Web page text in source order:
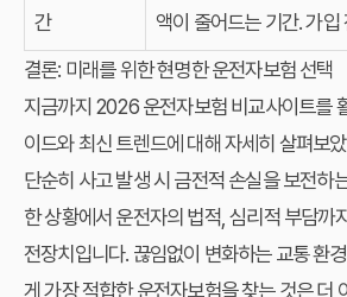
간
액이 줄어드는 기간. 가입
결론: 미래를 위한 현명한 운전자보험 선택
지금까지 2026 운전자보험 비교사이트를
이드와 최신 트렌드에 대해 자세히 살펴보
단순히 사고 발생 시 금전적 손실을 보전하
한 상황에서 운전자의 법적, 심리적 부담까
전장치입니다. 끊임없이 변화하는 교통 환
게 가장 적합한 운전자보험을 찾는 것은 더